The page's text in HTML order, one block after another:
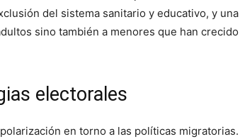
del sistema sanitario y educativo, y una
sino también a menores que han crecido
electorales
en torno a las políticas migratorias.